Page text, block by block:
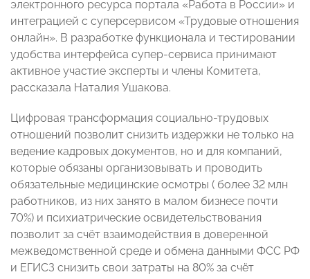
электронного ресурса портала «Работа в России» и
интеграцией с суперсервисом «Трудовые отношения
онлайн». В разработке функционала и тестировании
удобства интерфейса супер-сервиса принимают
активное участие эксперты и члены Комитета,
рассказала Наталия Ушакова.
Цифровая трансформация социально-трудовых
отношений позволит снизить издержки не только на
ведение кадровых документов, но и для компаний,
которые обязаны организовывать и проводить
обязательные медицинские осмотры ( более 32 млн
работников, из них занято в малом бизнесе почти
70%) и психиатрические освидетельствования
позволит за счёт взаимодействия в доверенной
межведомственной среде и обмена данными ФСС РФ
и ЕГИСЗ снизить свои затраты на 80% за счёт